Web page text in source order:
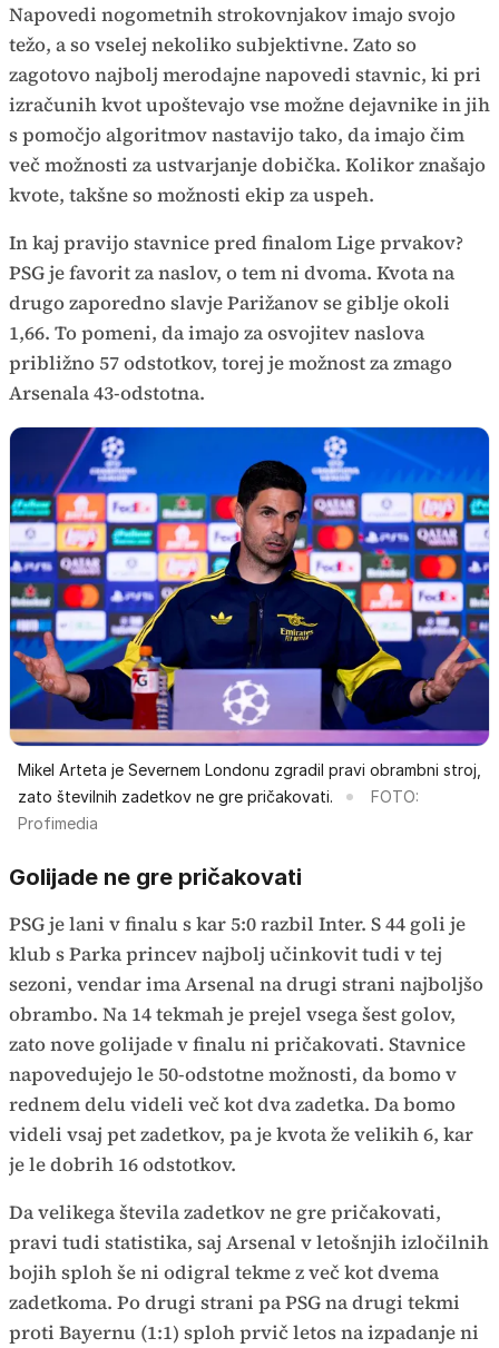
Napovedi nogometnih strokovnjakov imajo svojo
težo, a so vselej nekoliko subjektivne. Zato so
zagotovo najbolj merodajne napovedi stavnic, ki pri
izračunih kvot upoštevajo vse možne dejavnike in jih
s pomočjo algoritmov nastavijo tako, da imajo čim
več možnosti za ustvarjanje dobička. Kolikor znašajo
kvote, takšne so možnosti ekip za uspeh.
In kaj pravijo stavnice pred finalom Lige prvakov?
PSG je favorit za naslov, o tem ni dvoma. Kvota na
drugo zaporedno slavje Parižanov se giblje okoli
1,66. To pomeni, da imajo za osvojitev naslova
približno 57 odstotkov, torej je možnost za zmago
Arsenala 43-odstotna.
Mikel Arteta je Severnem Londonu zgradil pravi obrambni stroj,
zato številnih zadetkov ne gre pričakovati.
FOTO:
Profimedia
Golijade ne gre pričakovati
PSG je lani v finalu s kar 5:0 razbil Inter. S 44 goli je
klub s Parka princev najbolj učinkovit tudi v tej
sezoni, vendar ima Arsenal na drugi strani najboljšo
obrambo. Na 14 tekmah je prejel vsega šest golov,
zato nove golijade v finalu ni pričakovati. Stavnice
napovedujejo le 50-odstotne možnosti, da bomo v
rednem delu videli več kot dva zadetka. Da bomo
videli vsaj pet zadetkov, pa je kvota že velikih 6, kar
je le dobrih 16 odstotkov.
Da velikega števila zadetkov ne gre pričakovati,
pravi tudi statistika, saj Arsenal v letošnjih izločilnih
bojih sploh še ni odigral tekme z več kot dvema
zadetkoma. Po drugi strani pa PSG na drugi tekmi
proti Bayernu (1:1) sploh prvič letos na izpadanje ni